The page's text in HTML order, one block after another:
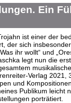
Ein
ist einer der
der sich
ihr wollt“ und
legt nun die
Verlag 2021,
und
Publikum leicht
porträtiert.